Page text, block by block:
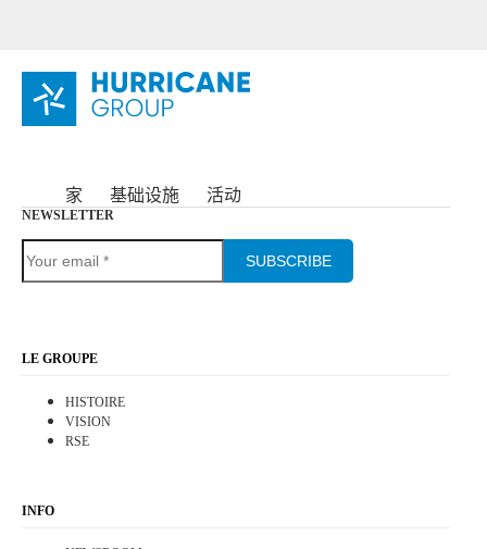
家 基础设施 活动
NEWSLETTER
SUBSCRIBE
LE GROUPE
HISTOIRE
VISION
RSE
INFO